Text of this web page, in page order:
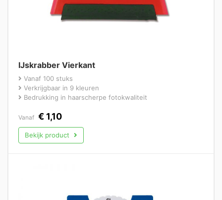
IJskrabber Vierkant
Vanaf 100 stuks
Verkrijgbaar in 9 kleuren
Bedrukking in haarscherpe fotokwaliteit
Vanaf € 1,10
Bekijk product